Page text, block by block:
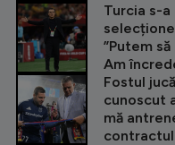
Turcia s-
”Putem
Am
Fostul
cunoscut
mă